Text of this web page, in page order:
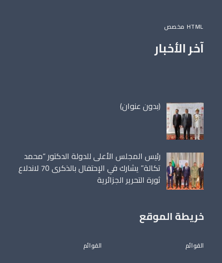
HTML مخصص
آخر الأخبار
(بدون عنوان)مقالة
رئيس المجلس الأعلى للدولة الدكتور “محمد
تكالة” يشارك في الإحتفال بالذكرى 70 لاندلاع
ثورة التحرير الجزائرية
خريطة الموقع
القوائم القوائم